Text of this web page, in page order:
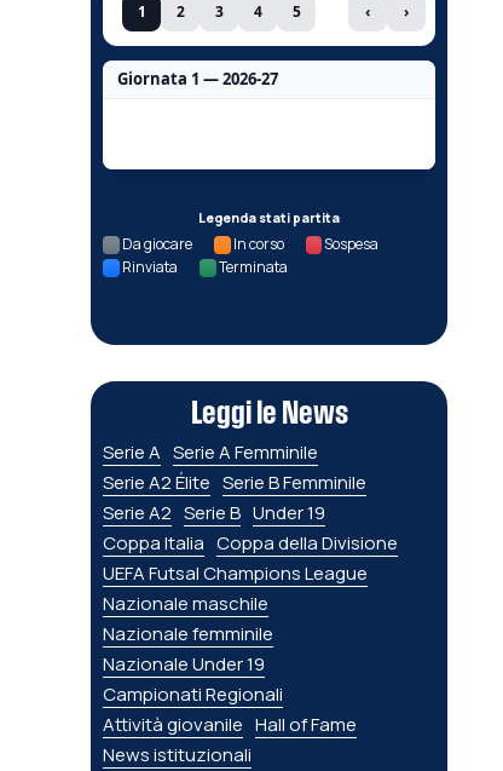
1 2 3 4 5 ‹ ›
Giornata 1 — 2026-27
Legenda stati partita
Da giocare In corso
Sospesa
Rinviata
Terminata
Leggi le News
Serie A Serie A Femminile
Serie A2 Élite Serie B Femminile
Serie A2 Serie B Under 19
Coppa Italia Coppa della Divisione
UEFA Futsal Champions League
Nazionale maschile
Nazionale femminile
Nazionale Under 19
Campionati Regionali
Attività giovanile Hall of Fame
News istituzionali